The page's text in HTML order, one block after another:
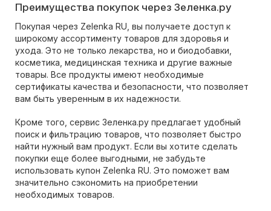
Преимущества покупок через Зеленка.ру
Покупая через Zelenka RU, вы получаете доступ к
широкому ассортименту товаров для здоровья и
ухода. Это не только лекарства, но и биодобавки,
косметика, медицинская техника и другие важные
товары. Все продукты имеют необходимые
сертификаты качества и безопасности, что позволяет
вам быть уверенным в их надежности.
Кроме того, сервис Зеленка.ру предлагает удобный
поиск и фильтрацию товаров, что позволяет быстро
найти нужный вам продукт. Если вы хотите сделать
покупки еще более выгодными, не забудьте
использовать купон Zelenka RU. Это поможет вам
значительно сэкономить на приобретении
необходимых товаров.